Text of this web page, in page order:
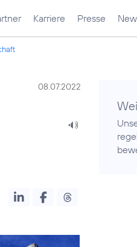
Karriere Presse
08.07.2022